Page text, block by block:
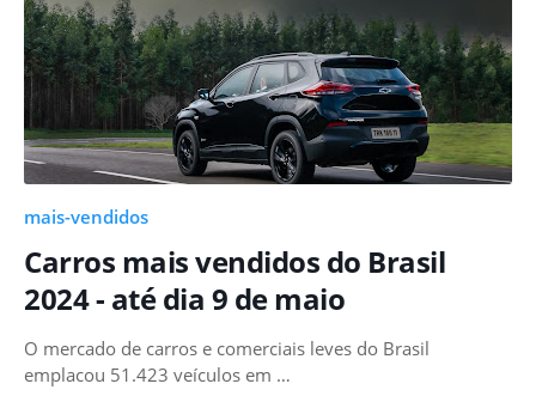
mais-vendidos
Carros mais vendidos do Brasil
2024 - até dia 9 de maio
O mercado de carros e comerciais leves do Brasil
emplacou 51.423 veículos em …